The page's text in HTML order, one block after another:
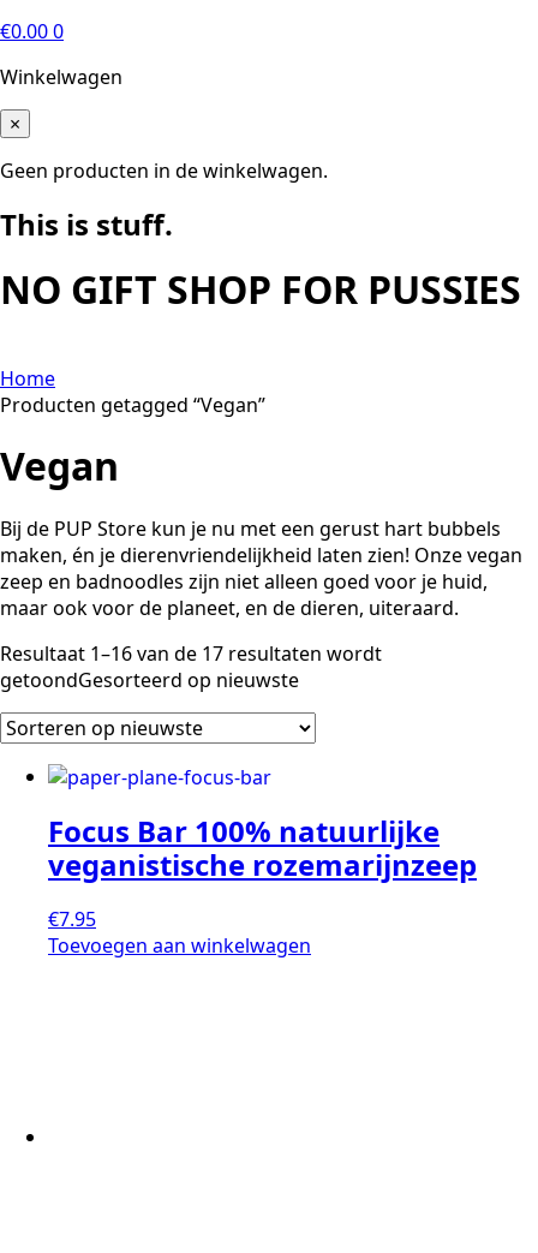
€0.000
Winkelwagen
×
Geen producten in de winkelwagen.
This is stuff.
NO GIFT SHOP FOR PUSSIES
Home
Producten getagged “Vegan”
Vegan
Bij de PUP Store kun je nu met een gerust hart bubbels
maken, én je dierenvriendelijkheid laten zien! Onze vegan
zeep en badnoodles zijn niet alleen goed voor je huid,
maar ook voor de planeet, en de dieren, uiteraard.
Resultaat 1–16 van de 17 resultaten wordt
getoondGesorteerd op nieuwste
Focus Bar 100% natuurlijke
veganistische rozemarijnzeep
€7.95
Toevoegen aan winkelwagen